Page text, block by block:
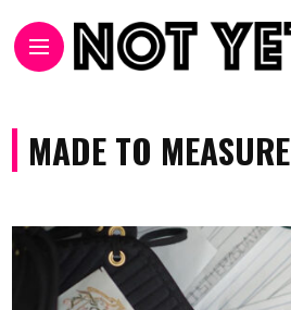
MADE TO MEASURE